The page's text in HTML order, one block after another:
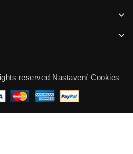
reserved Nastavení Cookies